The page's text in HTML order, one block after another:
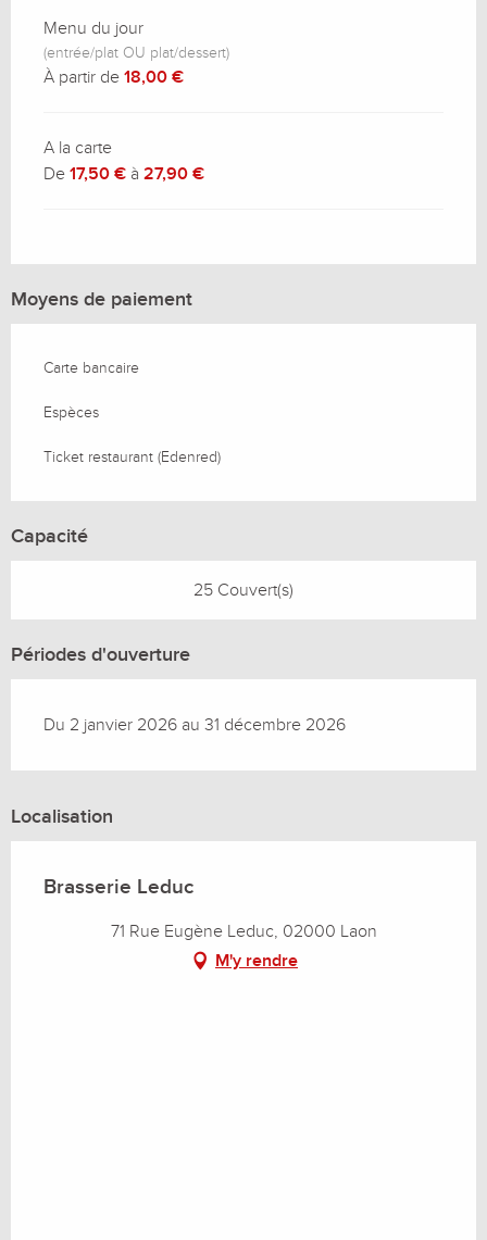
Menu du jour
(entrée/plat OU plat/dessert)
À partir de 18,00 €
A la carte
De 17,50 € à 27,90 €
Moyens de paiement
Carte bancaire
Espèces
Ticket restaurant (Edenred)
Capacité
25 Couvert(s)
Périodes d'ouverture
Du 2 janvier 2026 au 31 décembre 2026
Localisation
Brasserie Leduc
71 Rue Eugène Leduc, 02000 Laon
M'y rendre